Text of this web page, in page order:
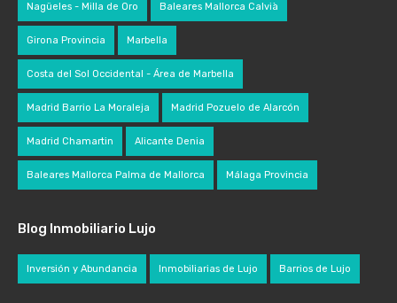
Nagüeles - Milla de Oro Baleares Mallorca Calvià
Girona Provincia Marbella
Costa del Sol Occidental - Área de Marbella
Madrid Barrio La Moraleja Madrid Pozuelo de Alarcón
Madrid Chamartin Alicante Denia
Baleares Mallorca Palma de Mallorca Málaga Provincia
Blog Inmobiliario Lujo
Inversión y Abundancia Inmobiliarias de Lujo Barrios de Lujo